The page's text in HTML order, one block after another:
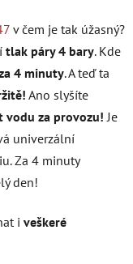
v čem je tak úžasný?
tlak páry 4 bary. Kde
4 minuty. A teď ta
Ano slyšíte
vodu za provozu!Je
univerzální
Za 4 minuty
den!
i veškeré